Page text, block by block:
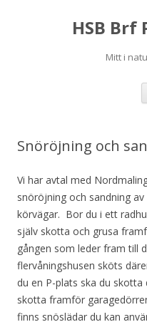
HSB Brf
Mitt i
Snöröjning och
Vi har avtal med
snöröjning och sandning
körvägar. Bor du i ett
själv skotta och grusa
gången som leder fram till
flervåningshusen sköts
du en P-plats ska du
skotta framför
finns snöslädar du kan